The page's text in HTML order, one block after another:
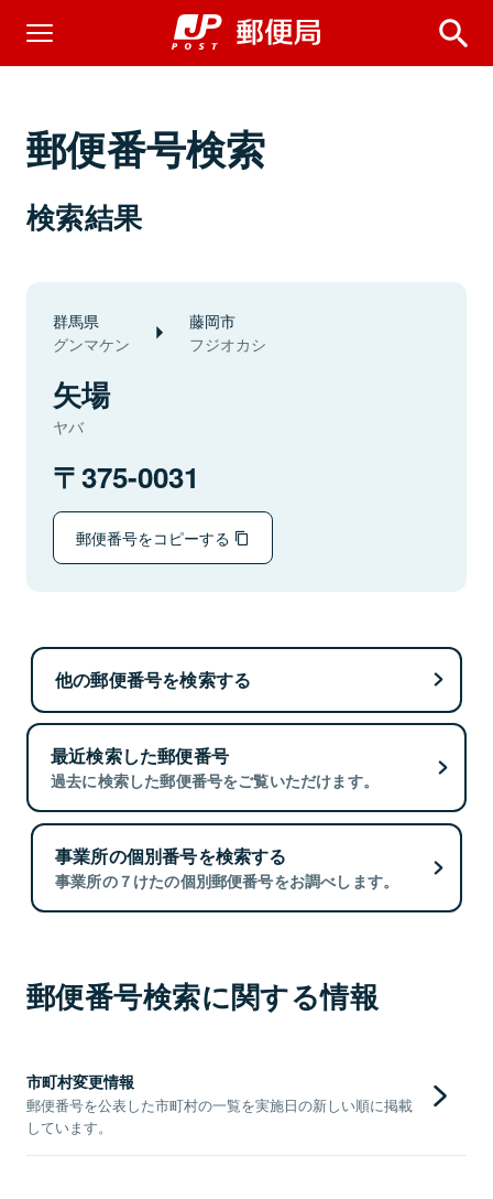
郵便番号検索
検索結果
群馬県
グンマケン
藤岡市
フジオカシ
矢場
ヤバ
375-0031
郵便番号をコピーする
他の郵便番号を検索する
最近検索した郵便番号
過去に検索した郵便番号をご覧いただけます。
事業所の個別番号を検索する
事業所の７けたの個別郵便番号をお調べします。
郵便番号検索に関する情報
市町村変更情報
郵便番号を公表した市町村の一覧を実施日の新しい順に掲載
しています。